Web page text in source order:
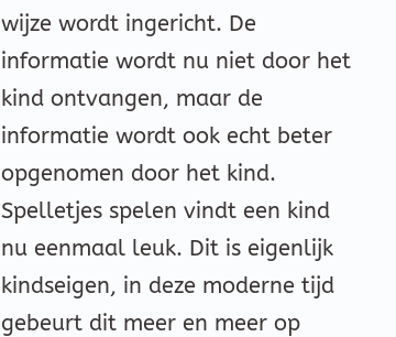
wijze wordt ingericht. De
informatie wordt nu niet door het
kind ontvangen, maar de
informatie wordt ook echt beter
opgenomen door het kind.
Spelletjes spelen vindt een kind
nu eenmaal leuk. Dit is eigenlijk
kindseigen, in deze moderne tijd
gebeurt dit meer en meer op